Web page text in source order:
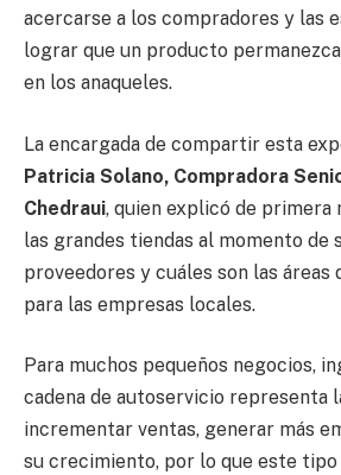
acercarse a los compradores y las
lograr que un producto
en los anaqueles.
La encargada de compartir esta
Patricia Solano, Compradora
Chedraui, quien explicó de primera
las grandes tiendas al momento de
proveedores y cuáles son las áreas
para las empresas locales.
Para muchos pequeños negocios,
cadena de autoservicio representa
incrementar ventas, generar más
su crecimiento, por lo que este